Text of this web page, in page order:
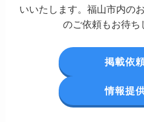
いいたします。福山市内の
のご依頼もお待ち
掲載依
情報提